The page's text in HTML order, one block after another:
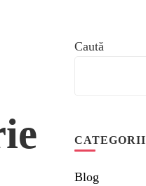
Caută
CATEGORII
Blog